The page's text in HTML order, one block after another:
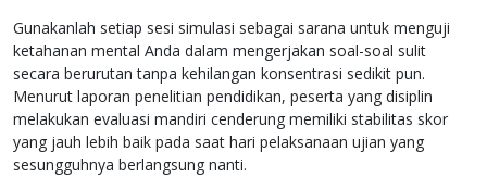
Gunakanlah setiap sesi simulasi sebagai sarana untuk menguji
ketahanan mental Anda dalam mengerjakan soal-soal sulit
secara berurutan tanpa kehilangan konsentrasi sedikit pun.
Menurut laporan penelitian pendidikan, peserta yang disiplin
melakukan evaluasi mandiri cenderung memiliki stabilitas skor
yang jauh lebih baik pada saat hari pelaksanaan ujian yang
sesungguhnya berlangsung nanti.